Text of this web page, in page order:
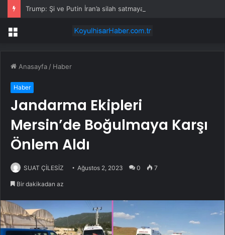
Trump: Şi ve Putin İran’a silah satmayacaklarını söyledi
Menü
Anasayfa / Haber
Haber
Jandarma Ekipleri
Mersin’de Boğulmaya Karşı
Önlem Aldı
SUAT ÇİLESİZ Ağustos 2, 2023 0 7
Bir dakikadan az